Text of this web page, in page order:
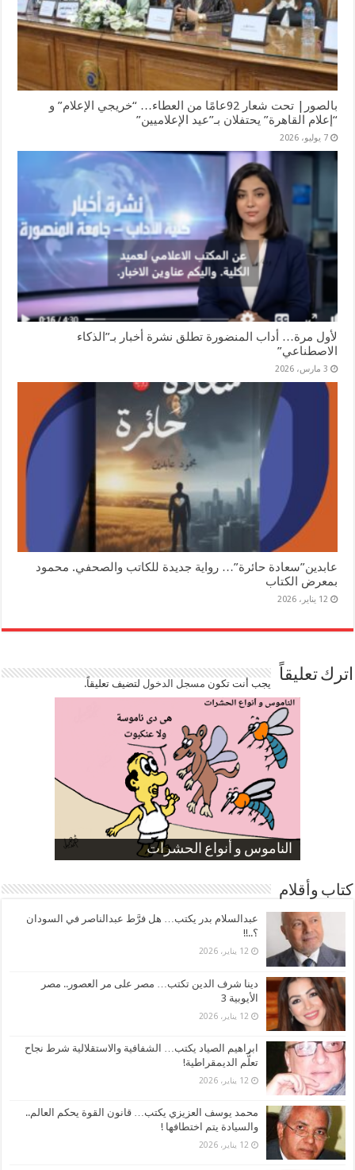
بالصور| تحت شعار 92عامًا من العطاء… “خريجي الإعلام” و
“إعلام القاهرة” يحتفلان بـ”عيد الإعلاميين”
7 يوليو، 2026
لأول مرة… أداب المنضورة تطلق نشرة أخبار بـ”الذكاء
الاصطناعي”
3 مارس، 2026
عابدين”سعادة حائرة”… رواية جديدة للكاتب والصحفي. محمود
بمعرض الكتاب
12 يناير، 2026
اترك تعليقاً يجب أنت تكون مسجل الدخوللتضيف تعليقاً.
الناموس و أنواع الحشرات
الموظفين بعد ارتفاع الأسعار
ارتفاع نسبة الطلاق في مصر
صورة كاركاتيرية
صورة كاركاتيرية
كتاب وأقلام
عبدالسلام بدر يكتب… هل فرَّط عبدالناصر في السودان
؟..!!
12 يناير، 2026
دينا شرف الدين تكتب… مصر على مر العصور.. مصر
الأيوبية 3
12 يناير، 2026
ابراهيم الصياد يكتب… الشفافية والاستقلالية شرط نجاح
تعلُّم الديمقراطية!
12 يناير، 2026
محمد يوسف العزيزي يكتب… قانون القوة يحكم العالم..
والسيادة يتم اختطافها !
12 يناير، 2026